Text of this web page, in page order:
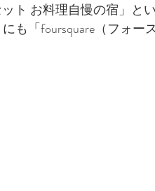
ット お料理自慢の宿」
も「foursquare（フォ